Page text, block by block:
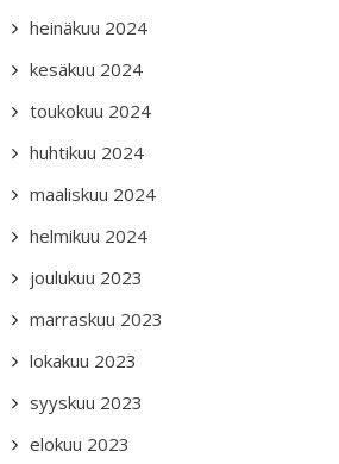
heinäkuu 2024
kesäkuu 2024
toukokuu 2024
huhtikuu 2024
maaliskuu 2024
helmikuu 2024
joulukuu 2023
marraskuu 2023
lokakuu 2023
syyskuu 2023
elokuu 2023